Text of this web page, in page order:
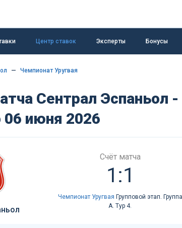
Центр ставок Эксперты Бонусы
Чемпионат Уругвая
Сентрал Эспаньол -
июня 2026
Счёт матча
1:1
Чемпионат Уругвая Групповой этап. Группа
A. Тур 4.